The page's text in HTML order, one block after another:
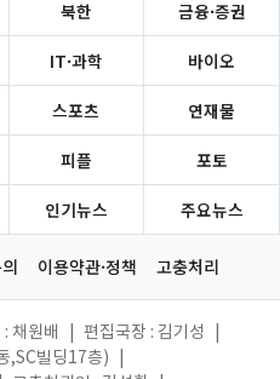
북한 금융·증권
IT·과학 바이오
스포츠 연재물
피플 포토
인기뉴스 주요뉴스
이용약관·정책 고충처리
채원배 편집국장 : 김기성
,SC빌딩17층)